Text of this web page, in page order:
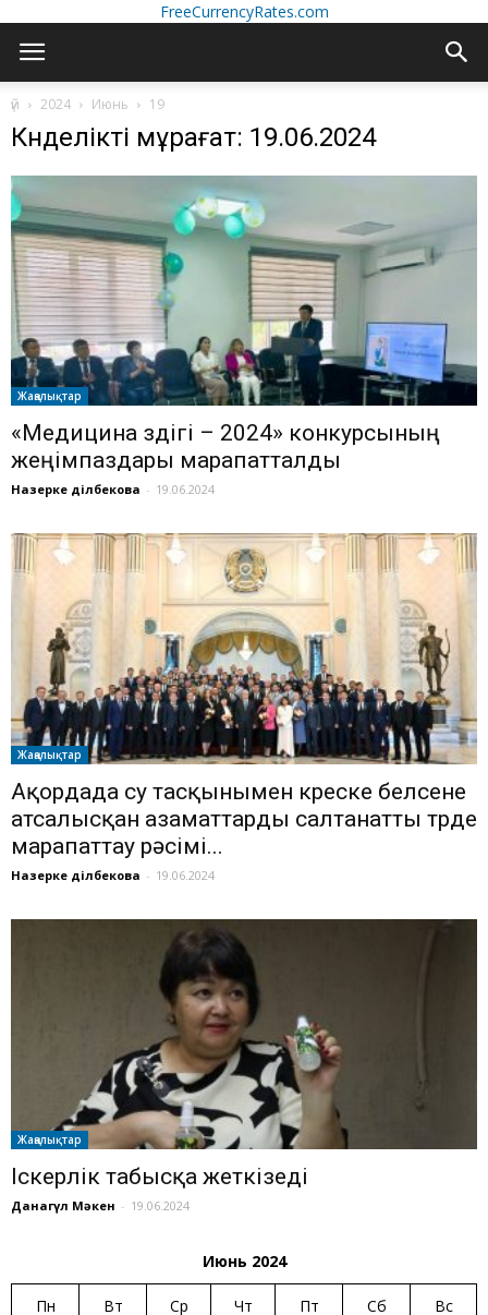
FreeCurrencyRates.com
үй 2024 Июнь 19
Күнделікті мұрағат: 19.06.2024
Жаңалықтар
«Медицина үздігі – 2024» конкурсының
жеңімпаздары марапатталды
Назерке Әділбекова - 19.06.2024
Жаңалықтар
Ақордада су тасқынымен күреске белсене
атсалысқан азаматтарды салтанатты түрде
марапаттау рәсімі...
Назерке Әділбекова - 19.06.2024
Жаңалықтар
Іскерлік табысқа жеткізеді
Данагүл Мәкен - 19.06.2024
Июнь 2024
Пн Вт Ср Чт Пт Сб Вс